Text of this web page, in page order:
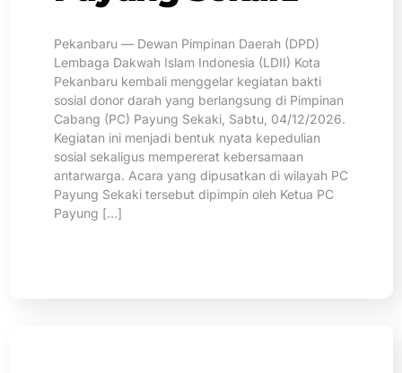
Pekanbaru — Dewan Pimpinan Daerah (DPD)
Lembaga Dakwah Islam Indonesia (LDII) Kota
Pekanbaru kembali menggelar kegiatan bakti
sosial donor darah yang berlangsung di Pimpinan
Cabang (PC) Payung Sekaki, Sabtu, 04/12/2026.
Kegiatan ini menjadi bentuk nyata kepedulian
sosial sekaligus mempererat kebersamaan
antarwarga. Acara yang dipusatkan di wilayah PC
Payung Sekaki tersebut dipimpin oleh Ketua PC
Payung […]